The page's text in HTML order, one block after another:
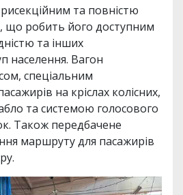
та повністю
що робить його доступним
та інших
населення. Вагон
спеціальним
на кріслах колісних,
та системою голосового
Також передбачене
маршруту для пасажирів